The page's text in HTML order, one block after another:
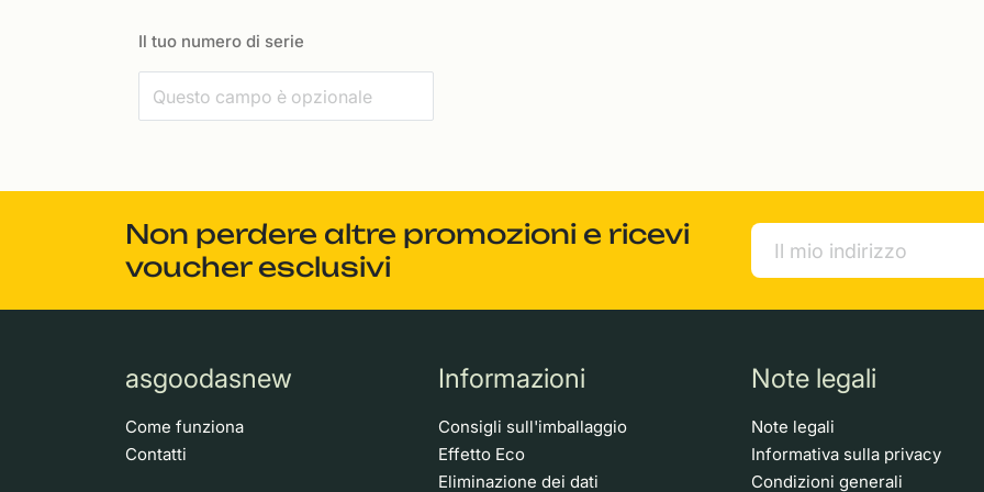
Il tuo numero di serie
Non perdere altre promozioni e ricevi
voucher esclusivi
asgoodasnew
Come funziona
Contatti
Informazioni
Consigli sull'imballaggio
Effetto Eco
Eliminazione dei dati
Note legali
Note legali
Informativa sulla privacy
Condizioni generali